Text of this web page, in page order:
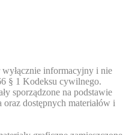
wyłącznie informacyjny i nie
§ 1 Kodeksu cywilnego.
sporządzone na podstawie
dostępnych materiałów i